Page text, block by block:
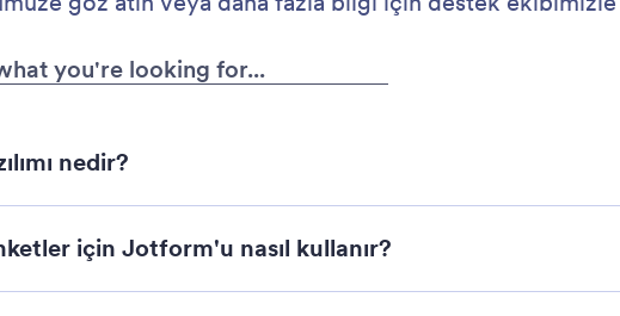
nedir?
için Jotform'u nasıl kullanır?